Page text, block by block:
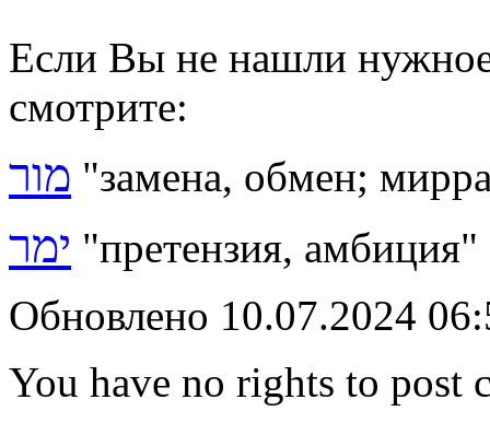
Если Вы не нашли нужное
смотрите:
מור "замена, обмен;
ימר "претензия, амбиция"
Обновлено 10.07.2024
You have no rights to post